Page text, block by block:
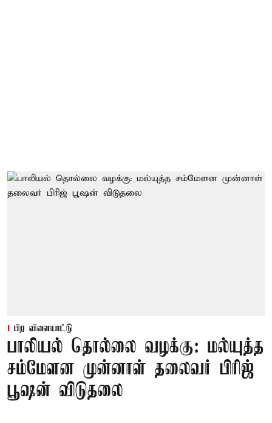
பிற விளையாட்டு
பாலியல் தொல்லை வழக்கு: மல்யுத்த
சம்மேளன முன்னாள் தலைவர் பிரிஜ்
பூஷன் விடுதலை